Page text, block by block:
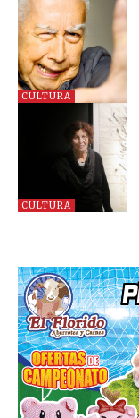
CULTURA
CULTURA